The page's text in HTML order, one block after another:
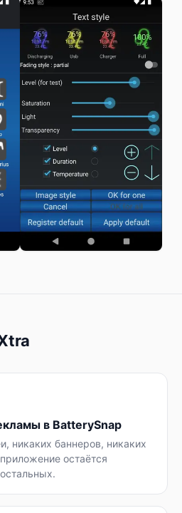
в BatterySnap
никаких баннеров, никаких
остаётся